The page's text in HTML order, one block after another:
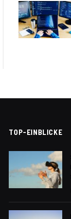
TOP-EINBLICKE